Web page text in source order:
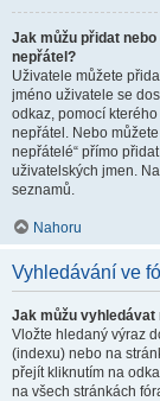
Jak můžu přidat
nepřátel?
Uživatele můžete
jméno uživatele se
odkaz, pomocí
nepřátel. Nebo
nepřátelé“ přímo
uživatelských jmen.
seznamů.
Nahoru
Vyhledávání ve
Jak můžu
Vložte hledaný výraz
(indexu) nebo na
přejít kliknutím na
na všech stránkách